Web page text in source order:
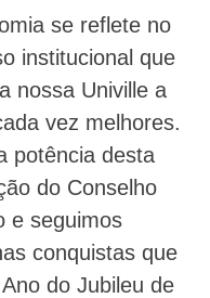
se reflete no
institucional que
nossa Univille a
vez melhores.
potência desta
do Conselho
e seguimos
conquistas que
do Jubileu de